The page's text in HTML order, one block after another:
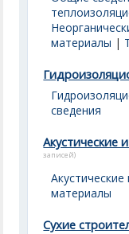
материалы |
сведения
Акустические
записей)
материалы
Сухие